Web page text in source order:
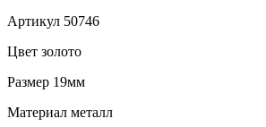
Артикул 50746
Цвет золото
Размер 19мм
Материал металл